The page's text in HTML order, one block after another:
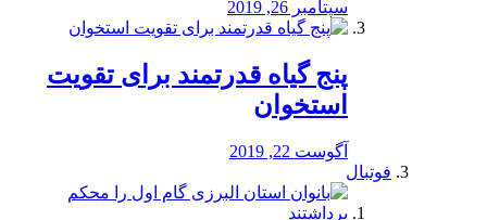
سپتامبر 26, 2019
پنج گیاه قدرتمند برای تقویت
استخوان
آگوست 22, 2019
فوتبال